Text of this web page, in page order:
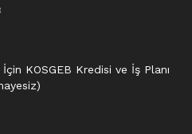
KOSGEB Kredisi ve İş Planı